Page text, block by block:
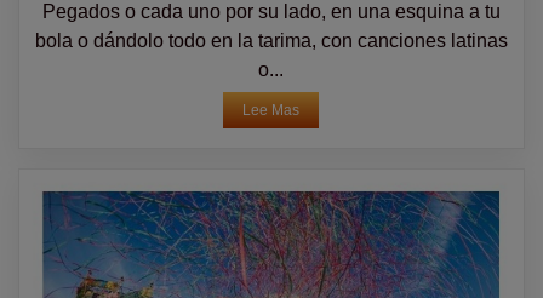
Pegados o cada uno por su lado, en una esquina a tu
bola o dándolo todo en la tarima, con canciones latinas
o...
Lee Mas